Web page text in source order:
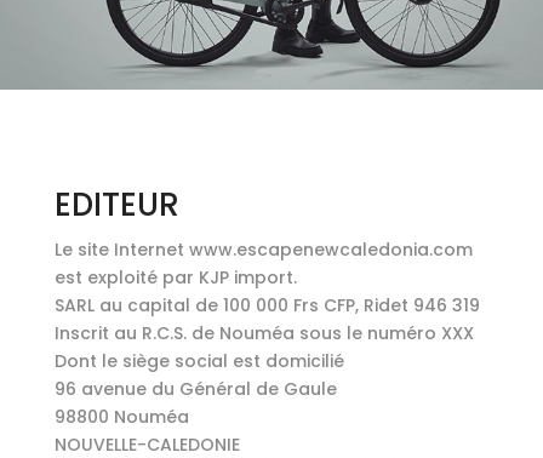
EDITEUR
Le site Internet www.escapenewcaledonia.com
est exploité par KJP import.
SARL au capital de 100 000 Frs CFP, Ridet 946 319
Inscrit au R.C.S. de Nouméa sous le numéro XXX
Dont le siège social est domicilié
96 avenue du Général de Gaule
98800 Nouméa
NOUVELLE-CALEDONIE